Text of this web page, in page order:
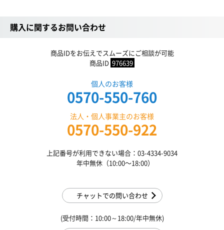
購入に関するお問い合わせ
商品IDをお伝えでスムーズにご相談が可能
商品ID 976639
個人のお客様
0570-550-760
法人・個人事業主のお客様
0570-550-922
上記番号が利用できない場合：03-4334-9034
年中無休（10:00〜18:00）
チャットでの問い合わせ
(受付時間：10:00～18:00/年中無休)